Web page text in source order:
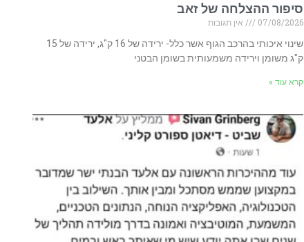
סיפור ההצלחה של זאב
07/08/2026
אין תגובות
שינוי איכותי בהרכב הגוף אשר כלל- ירידה של 16 ק"ג, ירידה של 15
ק"ג משומן וירידה משמעותית בשומן הבטני
קרא עוד »